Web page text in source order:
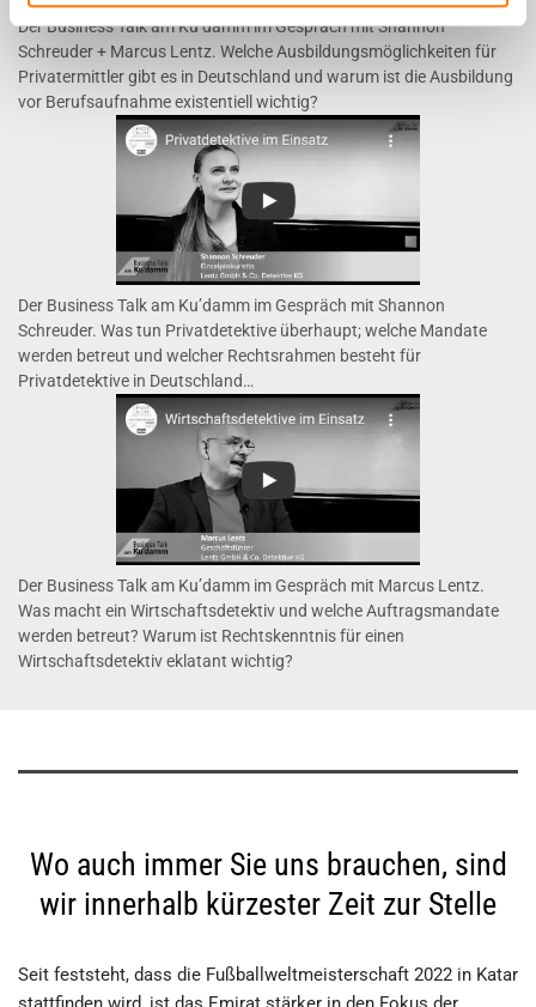
Der Business Talk am Ku’damm im Gespräch mit Shannon
Schreuder + Marcus Lentz. Welche Ausbildungsmöglichkeiten für
Privatermittler gibt es in Deutschland und warum ist die Ausbildung
vor Berufsaufnahme existentiell wichtig?
Der Business Talk am Ku’damm im Gespräch mit Shannon
Schreuder. Was tun Privatdetektive überhaupt; welche Mandate
werden betreut und welcher Rechtsrahmen besteht für
Privatdetektive in Deutschland…
Der Business Talk am Ku’damm im Gespräch mit Marcus Lentz.
Was macht ein Wirtschaftsdetektiv und welche Auftragsmandate
werden betreut? Warum ist Rechtskenntnis für einen
Wirtschaftsdetektiv eklatant wichtig?
Wo auch immer Sie uns brauchen, sind
wir innerhalb kürzester Zeit zur Stelle
Seit feststeht, dass die Fußballweltmeisterschaft 2022 in Katar